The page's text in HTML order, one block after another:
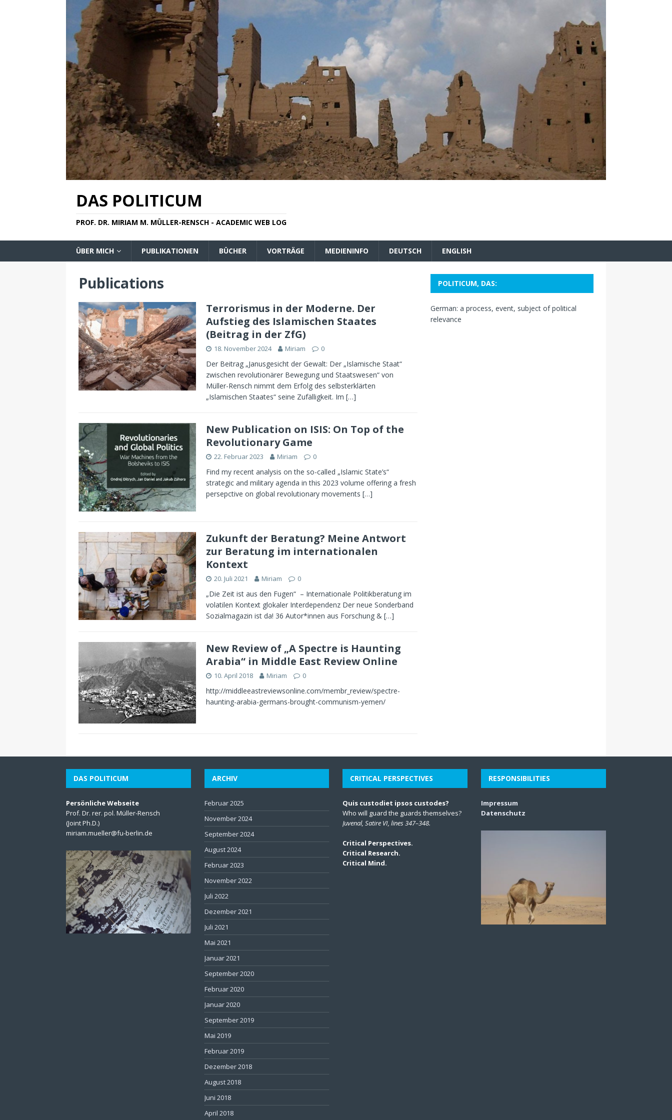
DAS POLITICUM
PROF. DR. MIRIAM M. MÜLLER-RENSCH - ACADEMIC WEB LOG
ÜBER MICH PUBLIKATIONEN BÜCHER VORTRÄGE MEDIENINFO DEUTSCH ENGLISH
Publications
Terrorismus in der Moderne. Der
Aufstieg des Islamischen Staates
(Beitrag in der ZfG)
18. November 2024 Miriam 0
Der Beitrag „Janusgesicht der Gewalt: Der „Islamische Staat“
zwischen revolutionärer Bewegung und Staatswesen“ von
Müller-Rensch nimmt dem Erfolg des selbsterklärten
„Islamischen Staates“ seine Zufälligkeit. Im […]
New Publication on ISIS: On Top of the
Revolutionary Game
22. Februar 2023 Miriam 0
Find my recent analysis on the so-called „Islamic State’s“
strategic and military agenda in this 2023 volume offering a fresh
persepctive on global revolutionary movements […]
Zukunft der Beratung? Meine Antwort
zur Beratung im internationalen
Kontext
20. Juli 2021 Miriam 0
„Die Zeit ist aus den Fugen“ – Internationale Politikberatung im
volatilen Kontext glokaler Interdependenz Der neue Sonderband
Sozialmagazin ist da! 36 Autor*innen aus Forschung & […]
New Review of „A Spectre is Haunting
Arabia“ in Middle East Review Online
10. April 2018 Miriam 0
http://middleeastreviewsonline.com/membr_review/spectre-
haunting-arabia-germans-brought-communism-yemen/
POLITICUM, DAS:
German: a process, event, subject of political
relevance
DAS POLITICUM
Persönliche Webseite
Prof. Dr. rer. pol. Müller-Rensch
(Joint Ph.D.)
miriam.mueller@fu-berlin.de
ARCHIV
Februar 2025
November 2024
September 2024
August 2024
Februar 2023
November 2022
Juli 2022
Dezember 2021
Juli 2021
Mai 2021
Januar 2021
September 2020
Februar 2020
Januar 2020
September 2019
Mai 2019
Februar 2019
Dezember 2018
August 2018
Juni 2018
April 2018
CRITICAL PERSPECTIVES
Quis custodiet ipsos custodes?
Who will guard the guards themselves?
Juvenal, Satire VI, lines 347–348.
Critical Perspectives.
Critical Research.
Critical Mind.
RESPONSIBILITIES
Impressum
Datenschutz